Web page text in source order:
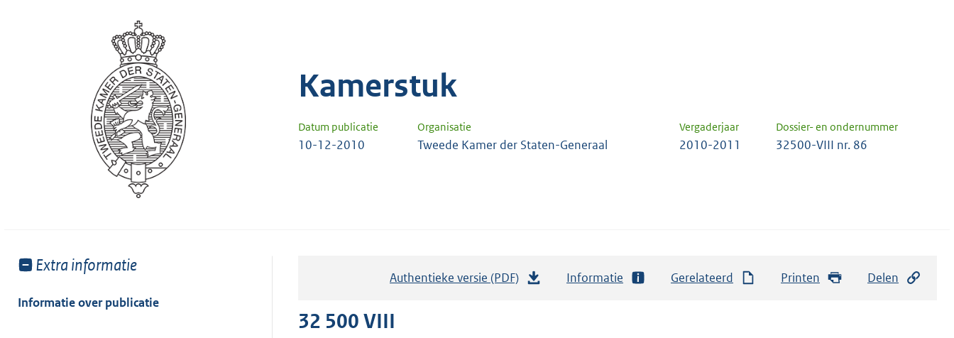
Kamerstuk
Datum publicatie Organisatie Vergaderjaar Dossier- en ondernummer
10-12-2010 Tweede Kamer der Staten-Generaal 2010-2011 32500-VIII nr. 86
Toon
van:
Extra informatie
Informatie over publicatie
Authentieke versie (PDF) Informatie Gerelateerd Printen Delen
32 500 VIII